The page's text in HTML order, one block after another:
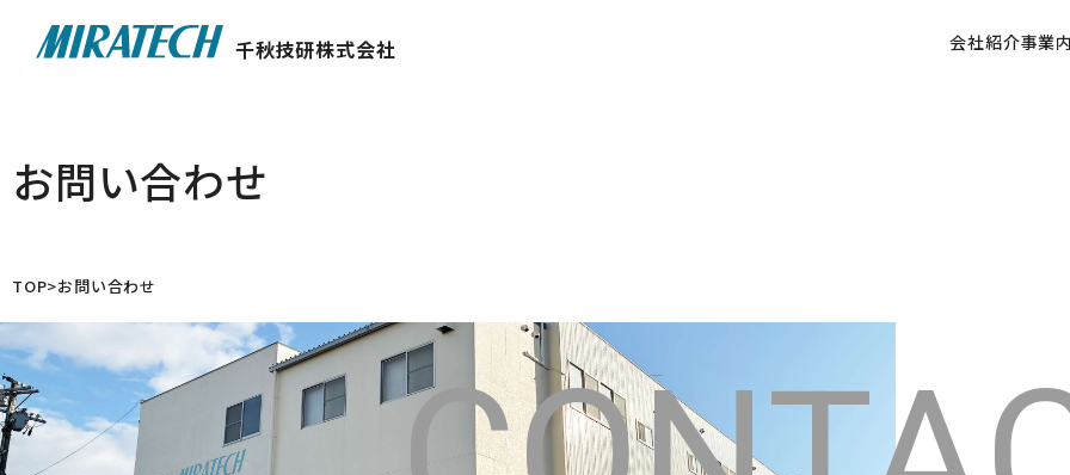
千秋技研株式会社 会社紹介事業
お問い合わせ
TOP お問い合わせ